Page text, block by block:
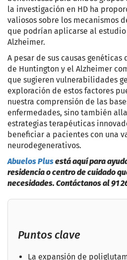
la investigación en HD ha
valiosos sobre los mecanismos
que podrían aplicarse al
Alzheimer.
A pesar de sus causas
de Huntington y el Alzheimer
que sugieren vulnerabilidades
exploración de estos factores
nuestra comprensión de las
enfermedades, sino también
estrategias terapéuticas
beneficiar a pacientes con una
neurodegenerativos.
Abuelos Plusestá aquí para
residencia o centro de cuidado
necesidades. Contáctanos al 91
Puntos clave
La expansión de